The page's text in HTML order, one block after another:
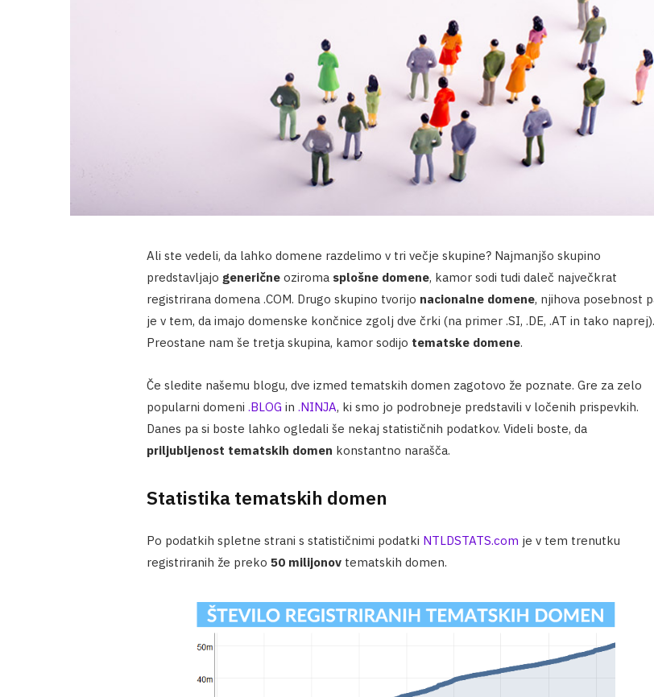
Ali ste vedeli, da lahko domene razdelimo v tri večje skupine? Najmanjšo skupino
predstavljajo generičneoziroma splošne domene, kamor sodi tudi daleč največkrat
registrirana domena .COM. Drugo skupino tvorijo nacionalne domene, njihova posebnost
je v tem, da imajo domenske končnice zgolj dve črki (na primer .SI, .DE, .AT in tako naprej).
Preostane nam še tretja skupina, kamor sodijo tematske domene.
Če sledite našemu blogu, dve izmed tematskih domen zagotovo že poznate. Gre za zelo
popularni domeni .BLOG in .NINJA, ki smo jo podrobneje predstavili v ločenih prispevkih.
Danes pa si boste lahko ogledali še nekaj statističnih podatkov. Videli boste, da
priljubljenost tematskih domen konstantno narašča.
Statistika tematskih domen
Po podatkih spletne strani s statističnimi podatki NTLDSTATS.com je v tem trenutku
registriranih že preko 50 milijonovtematskih domen.